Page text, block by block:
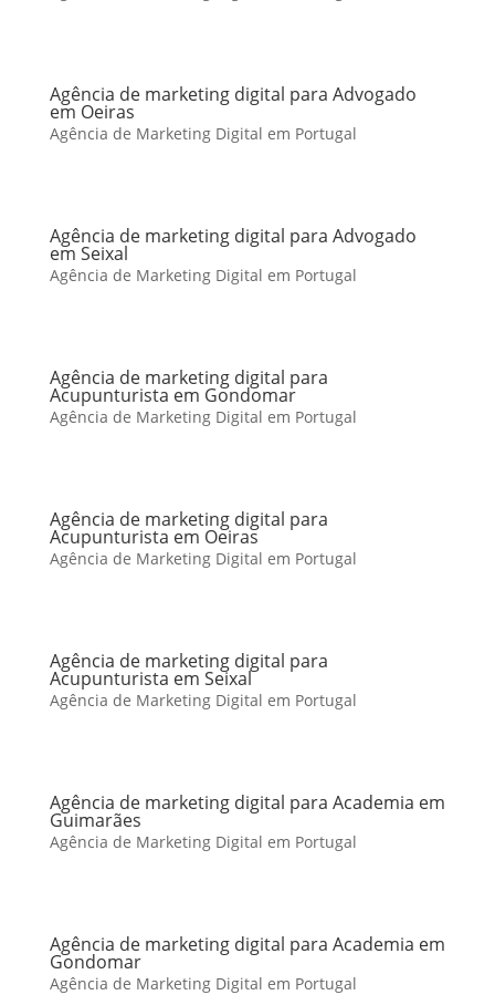
Agência de marketing digital para Advogado
em Oeiras
Agência de Marketing Digital em Portugal
Agência de marketing digital para Advogado
em Seixal
Agência de Marketing Digital em Portugal
Agência de marketing digital para
Acupunturista em Gondomar
Agência de Marketing Digital em Portugal
Agência de marketing digital para
Acupunturista em Oeiras
Agência de Marketing Digital em Portugal
Agência de marketing digital para
Acupunturista em Seixal
Agência de Marketing Digital em Portugal
Agência de marketing digital para Academia em
Guimarães
Agência de Marketing Digital em Portugal
Agência de marketing digital para Academia em
Gondomar
Agência de Marketing Digital em Portugal